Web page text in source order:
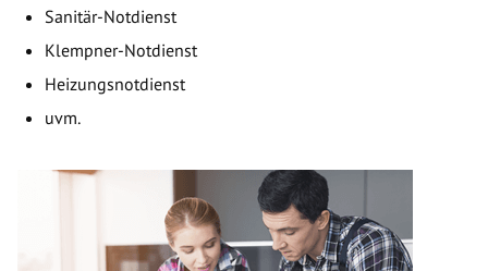
Sanitär-Notdienst
Klempner-Notdienst
Heizungsnotdienst
uvm.